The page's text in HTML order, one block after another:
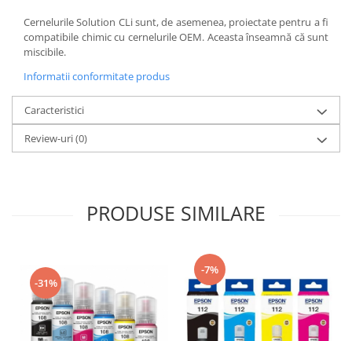
Cernelurile Solution CLi sunt, de asemenea, proiectate pentru a fi
compatibile chimic cu cernelurile OEM. Aceasta înseamnă că sunt
miscibile.
Informatii conformitate produs
Caracteristici
Review-uri(0)
PRODUSE SIMILARE
-31%
-7%